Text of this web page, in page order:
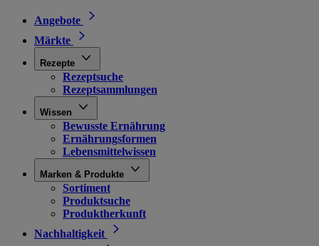
Angebote
Märkte
Rezepte
Rezeptsuche
Rezeptsammlungen
Wissen
Bewusste Ernährung
Ernährungsformen
Lebensmittelwissen
Marken & Produkte
Sortiment
Produktsuche
Produktherkunft
Nachhaltigkeit